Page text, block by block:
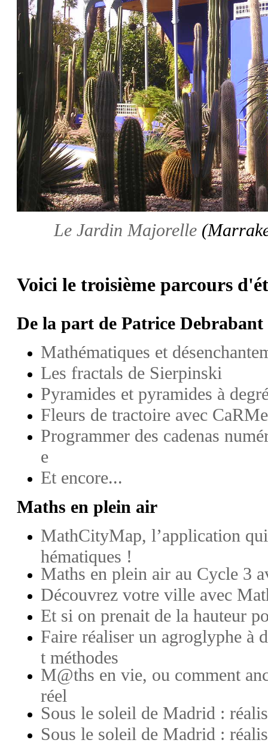
Le Jardin Majorelle
Voici le troisième parcours
De la part de Patrice Debrabant
Mathématiques et
Les fractals de Sierpinski
Pyramides et pyramides à
Fleurs de tractoire avec
Programmer des cadenas
e
Et encore...
Maths en plein air
MathCityMap, l’application
hématiques !
Maths en plein air au Cycle 3
Découvrez votre ville avec
Et si on prenait de la hauteur
Faire réaliser un agroglyphe à
t méthodes
M@ths en vie, ou comment
réel
Sous le soleil de Madrid :
Sous le soleil de Madrid :